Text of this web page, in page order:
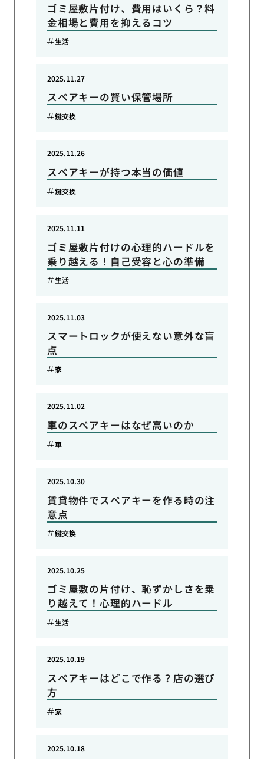
ゴミ屋敷片付け、費用はいくら？料
金相場と費用を抑えるコツ
生活
スペアキーの賢い保管場所
2025.11.27
鍵交換
スペアキーが持つ本当の価値
2025.11.26
鍵交換
ゴミ屋敷片付けの心理的ハードルを
乗り越える！自己受容と心の準備
2025.11.11
生活
スマートロックが使えない意外な盲
点
2025.11.03
家
車のスペアキーはなぜ高いのか
2025.11.02
車
賃貸物件でスペアキーを作る時の注
意点
2025.10.30
鍵交換
ゴミ屋敷の片付け、恥ずかしさを乗
り越えて！心理的ハードル
2025.10.25
生活
スペアキーはどこで作る？店の選び
方
2025.10.19
家
2025.10.18